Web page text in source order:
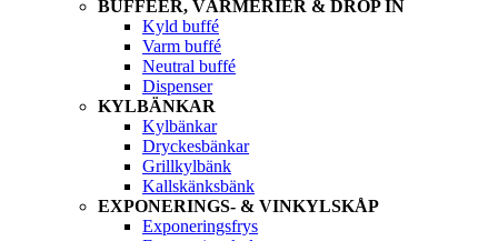
BUFFEER, VÄRMERIER & DROP IN
Kyld buffé
Varm buffé
Neutral buffé
Dispenser
KYLBÄNKAR
Kylbänkar
Dryckesbänkar
Grillkylbänk
Kallskänksbänk
EXPONERINGS- & VINKYLSKÅP
Exponeringsfrys